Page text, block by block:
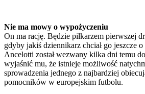
Nie ma mowy o wypożyczeniu
On ma rację. Będzie piłkarzem pierwszej
gdyby jakiś dziennikarz chciał go jeszcze
Ancelotti został wezwany kilka dni temu
wyjaśnić mu, że istnieje możliwość
sprowadzenia jednego z najbardziej
pomocników w europejskim futbolu.